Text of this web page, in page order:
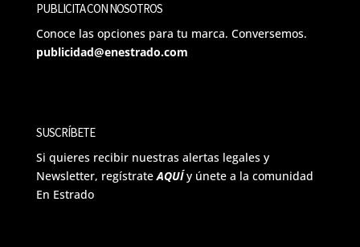
PUBLICITA CON NOSOTROS
Conoce las opciones para tu marca. Conversemos.
publicidad@enestrado.com
SUSCRÍBETE
Si quieres recibir nuestras alertas legales y
Newsletter, regístrateAQUÍ y únete a la comunidad
En Estrado